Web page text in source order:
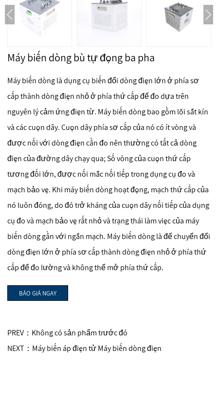
Máy biến dòng bù tự động ba pha
Máy biến dòng là dụng cụ biến đổi dòng điện lớn ở phía sơ
cấp thành dòng điện nhỏ ở phía thứ cấp để đo dựa trên
nguyên lý cảm ứng điện từ. Máy biến dòng bao gồm lõi sắt kín
và các cuộn dây. Cuộn dây phía sơ cấp của nó có ít vòng và
được nối với dòng điện cần đo nên thường có tất cả dòng
điện của đường dây chạy qua; Số vòng của cuộn thứ cấp
tương đối lớn, được nối mắc nối tiếp trong dụng cụ đo và
mạch bảo vệ. Khi máy biến dòng hoạt động, mạch thứ cấp của
nó luôn đóng, do đó trở kháng của cuộn dây nối tiếp của dụng
cụ đo và mạch bảo vệ rất nhỏ và trạng thái làm việc của máy
biến dòng gần với ngắn mạch. Máy biến dòng là để chuyển đổi
dòng điện lớn ở phía sơ cấp thành dòng điện nhỏ ở phía thứ
cấp để đo lường và không thể mở phía thứ cấp.
BÁO GIÁ NGAY
PREV：Không có sản phẩm trước đó
NEXT：Máy biến áp điện tử Máy biến dòng điện